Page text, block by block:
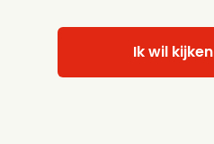
Ik wil kijken